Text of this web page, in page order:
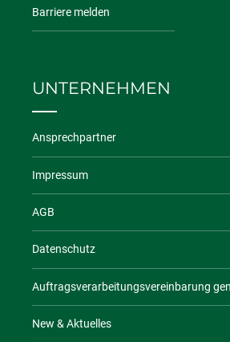
Barriere melden
UNTERNEHMEN
Ansprechpartner
Impressum
AGB
Datenschutz
Auftragsverarbeitungsvereinbarung
New & Aktuelles